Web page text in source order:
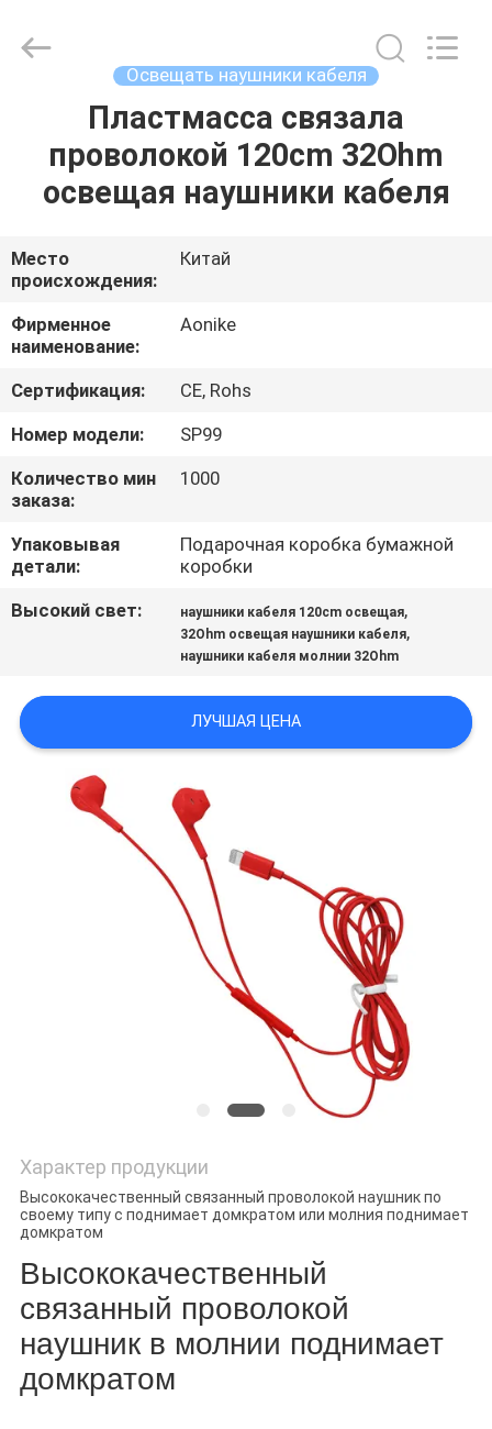
ПРОДУКТЫ
О
НАС
ПУТЕШЕСТВИЕ
ФАБРИКИ
ПРОВЕРКА
КАЧЕСТВА
СВЯЖИТЕСЬ
МЫ
СПРОСИТЕ
ЦИТАТУ
КАРТА
САЙТА
Electronics
Co,ltd.
Освещать наушники кабеля
Пластмасса связала
проволокой 120cm 32Ohm
освещая наушники кабеля
Место
происхождения:
Китай
Фирменное
наименование:
Aonike
Сертификация:
CE, Rohs
Номер модели:
SP99
Количество мин
заказа:
1000
Упаковывая
детали:
Подарочная коробка бумажной
коробки
Высокий свет:
наушники кабеля 120cm освещая,
32Ohm освещая наушники кабеля,
наушники кабеля молнии 32Ohm
ЛУЧШАЯ ЦЕНА
Характер продукции
Высококачественный связанный проволокой наушник по
своему типу c поднимает домкратом или молния поднимает
домкратом
Высококачественный
связанный проволокой
наушник в молнии поднимает
домкратом